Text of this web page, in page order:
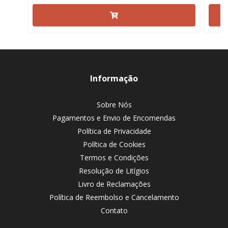
Informação
Sobre Nós
Pagamentos e Envio de Encomendas
Política de Privacidade
Política de Cookies
Termos e Condições
Resolução de Litígios
Livro de Reclamações
Política de Reembolso e Cancelamento
Contato